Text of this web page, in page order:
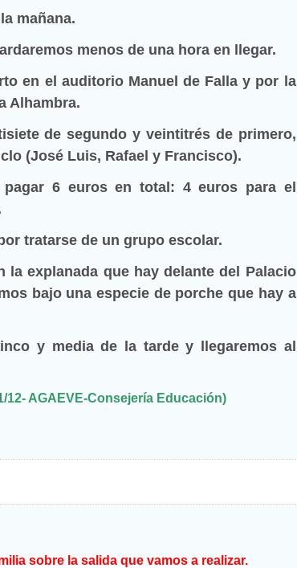
mañana.
menos de una hora en llegar.
en el auditorio Manuel de Falla y por la
Alhambra.
de segundo y veintitrés de primero,
(José Luis, Rafael y Francisco).
6 euros en total: 4 euros para el
tratarse de un grupo escolar.
la explanada que hay delante del Palacio
bajo una especie de porche que hay a
y media de la tarde y llegaremos al
12- AGAEVE-Consejería Educación)
sobre la salida que vamos a realizar.